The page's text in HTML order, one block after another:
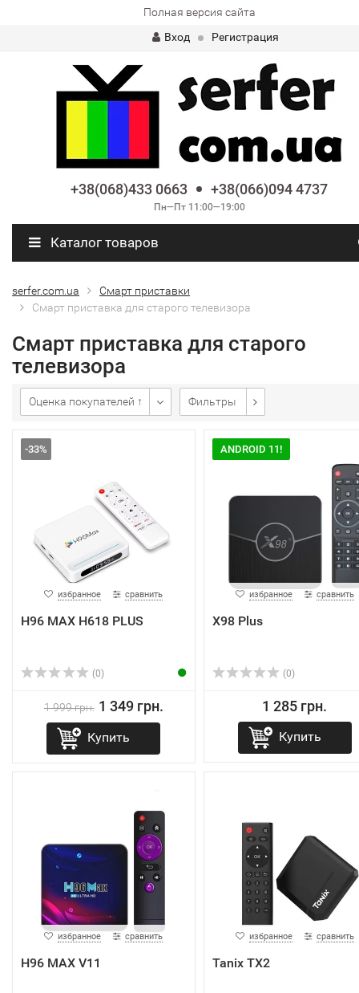
Полная версия сайта
Вход
Регистрация
+38(068)433 0663 +38(066)094 4737
Пн—Пт 11:00—19:00
Каталог товаров
serfer.com.ua
Смарт приставки
Смарт приставка для старого телевизора
Смарт приставка для старого
телевизора
Оценка покупателей ↑ Фильтры
-33%
избранное сравнить
H96 MAX H618 PLUS
(0)
1 999 грн. 1 349 грн.
Купить
ANDROID 11!
избранное сравнить
X98 Plus
(0)
1 285 грн.
Купить
избранное сравнить
H96 MAX V11
избранное сравнить
Tanix TX2